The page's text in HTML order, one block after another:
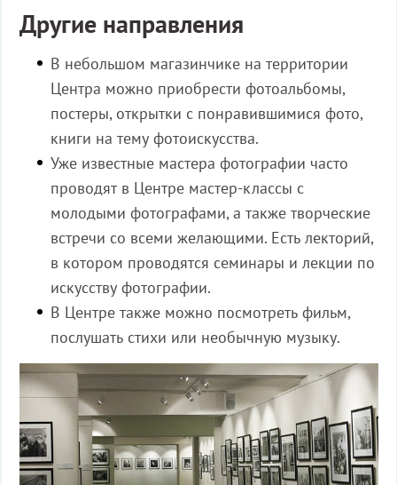
Другие направления
В небольшом магазинчике на территории
Центра можно приобрести фотоальбомы,
постеры, открытки с понравившимися фото,
книги на тему фотоискусства.
Уже известные мастера фотографии часто
проводят в Центре мастер-классы с
молодыми фотографами, а также творческие
встречи со всеми желающими. Есть лекторий,
в котором проводятся семинары и лекции по
искусству фотографии.
В Центре также можно посмотреть фильм,
послушать стихи или необычную музыку.